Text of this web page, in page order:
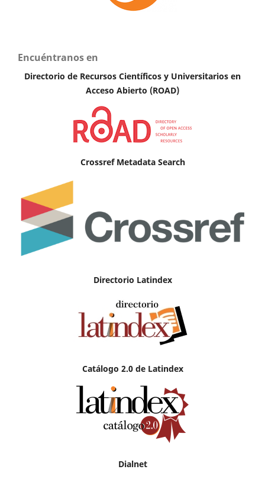
Encuéntranos en
Directorio de Recursos Científicos y Universitarios en
Acceso Abierto (ROAD)
Crossref Metadata Search
Directorio Latindex
Catálogo 2.0 de Latindex
Dialnet